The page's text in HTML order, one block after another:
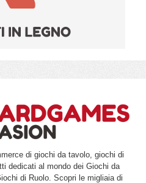
di giochi da tavolo, giochi di
dedicati al mondo dei Giochi da
di Ruolo. Scopri le migliaia di